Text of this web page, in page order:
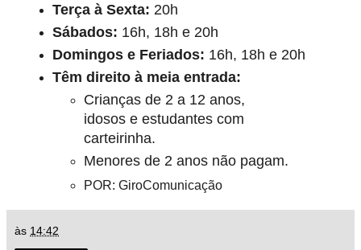
Terça à Sexta: 20h
Sábados: 16h, 18h e 20h
Domingos e Feriados: 16h, 18h e 20h
Têm direito à meia entrada:
Crianças de 2 a 12 anos,
idosos e estudantes com
carteirinha.
Menores de 2 anos não pagam.
POR: GiroComunicação
às 14:42